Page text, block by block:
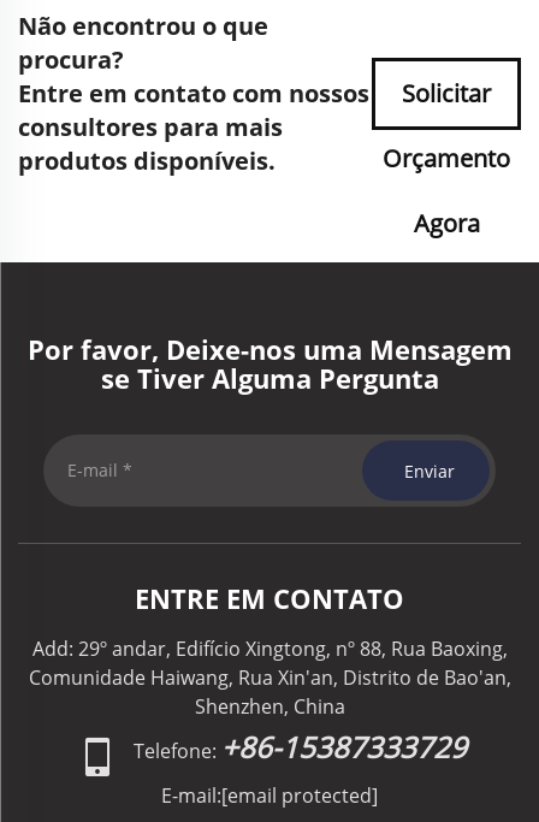
Não encontrou o que
procura?
Entre em contato com nossos
consultores para mais
produtos disponíveis.
Solicitar
Orçamento
Agora
Por favor, Deixe-nos uma Mensagem
se Tiver Alguma Pergunta
Enviar
ENTRE EM CONTATO
Add: 29º andar, Edifício Xingtong, nº 88, Rua Baoxing,
Comunidade Haiwang, Rua Xin'an, Distrito de Bao'an,
Shenzhen, China
Telefone: +86-15387333729
E-mail:[email protected]